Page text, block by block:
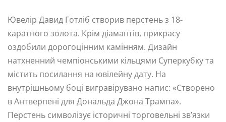
Ювелір Давид Готліб створив перстень з 18-
каратного золота. Крім діамантів, прикрасу
оздобили дорогоцінним камінням. Дизайн
натхненний чемпіонськими кільцями Суперкубку та
містить посилання на ювілейну дату. На
внутрішньому боці вигравірувано напис: «Створено
в Антверпені для Дональда Джона Трампа».
Перстень символізує історичні торговельні зв’язки